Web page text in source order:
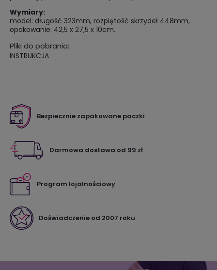
Wymiary:
model: długość 323mm, rozpiętość skrzydeł 448mm,
opakowanie: 42,5 x 27,5 x 10cm.
Pliki do pobrania:
INSTRUKCJA
Bezpiecznie zapakowane paczki
Darmowa dostawa od 99 zł
Program lojalnościowy
Doświadczenie od 2007 roku